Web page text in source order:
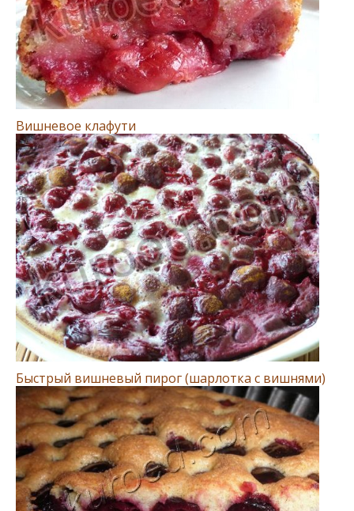
Вишневое клафути
Быстрый вишневый пирог (шарлотка с вишнями)